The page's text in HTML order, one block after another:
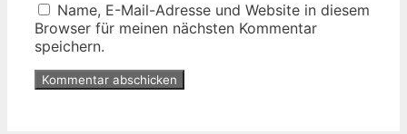
Name, E-Mail-Adresse und Website in diesem
Browser für meinen nächsten Kommentar
speichern.